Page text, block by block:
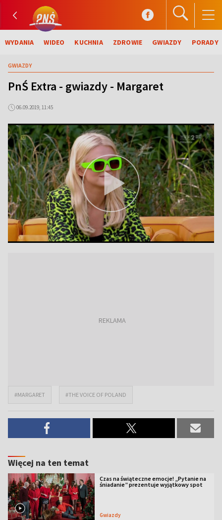
WYDANIA WIDEO KUCHNIA ZDROWIE GWIAZDY PORADY
GWIAZDY
PnŚ Extra - gwiazdy - Margaret
06.09.2019, 11:45
#MARGARET #THE VOICE OF POLAND
Więcej na ten temat
Czas na świąteczne emocje! „Pytanie na
śniadanie” prezentuje wyjątkowy spot
Gwiazdy